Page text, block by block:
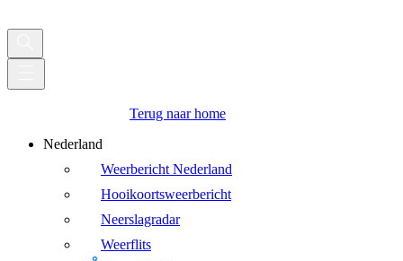
Terug naar home
Nederland
Weerbericht Nederland
Hooikoortsweerbericht
Neerslagradar
Weerflits